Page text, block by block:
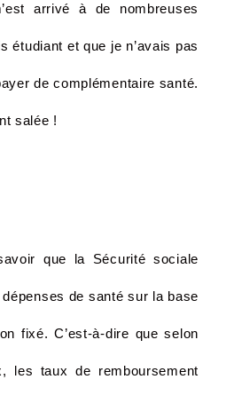
arrivé à de nombreuses
étudiant et que je n’avais pas
de complémentaire santé.
salée !
que la Sécurité sociale
de santé sur la base
fixé. C’est-à-dire que selon
les taux de remboursement